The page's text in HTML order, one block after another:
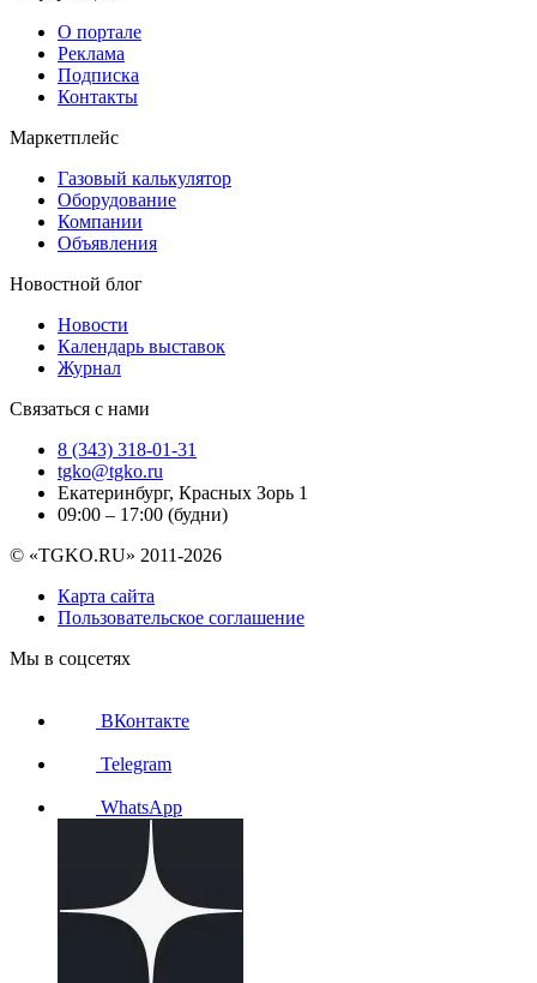
О портале
Реклама
Подписка
Контакты
Маркетплейс
Газовый калькулятор
Оборудование
Компании
Объявления
Новостной блог
Новости
Календарь выставок
Журнал
Связаться с нами
8 (343) 318-01-31
tgko@tgko.ru
Екатеринбург, Красных Зорь 1
09:00 – 17:00 (будни)
© «TGKO.RU» 2011-2026
Карта сайта
Пользовательское соглашение
Мы в соцсетях
ВКонтакте
Telegram
WhatsApp